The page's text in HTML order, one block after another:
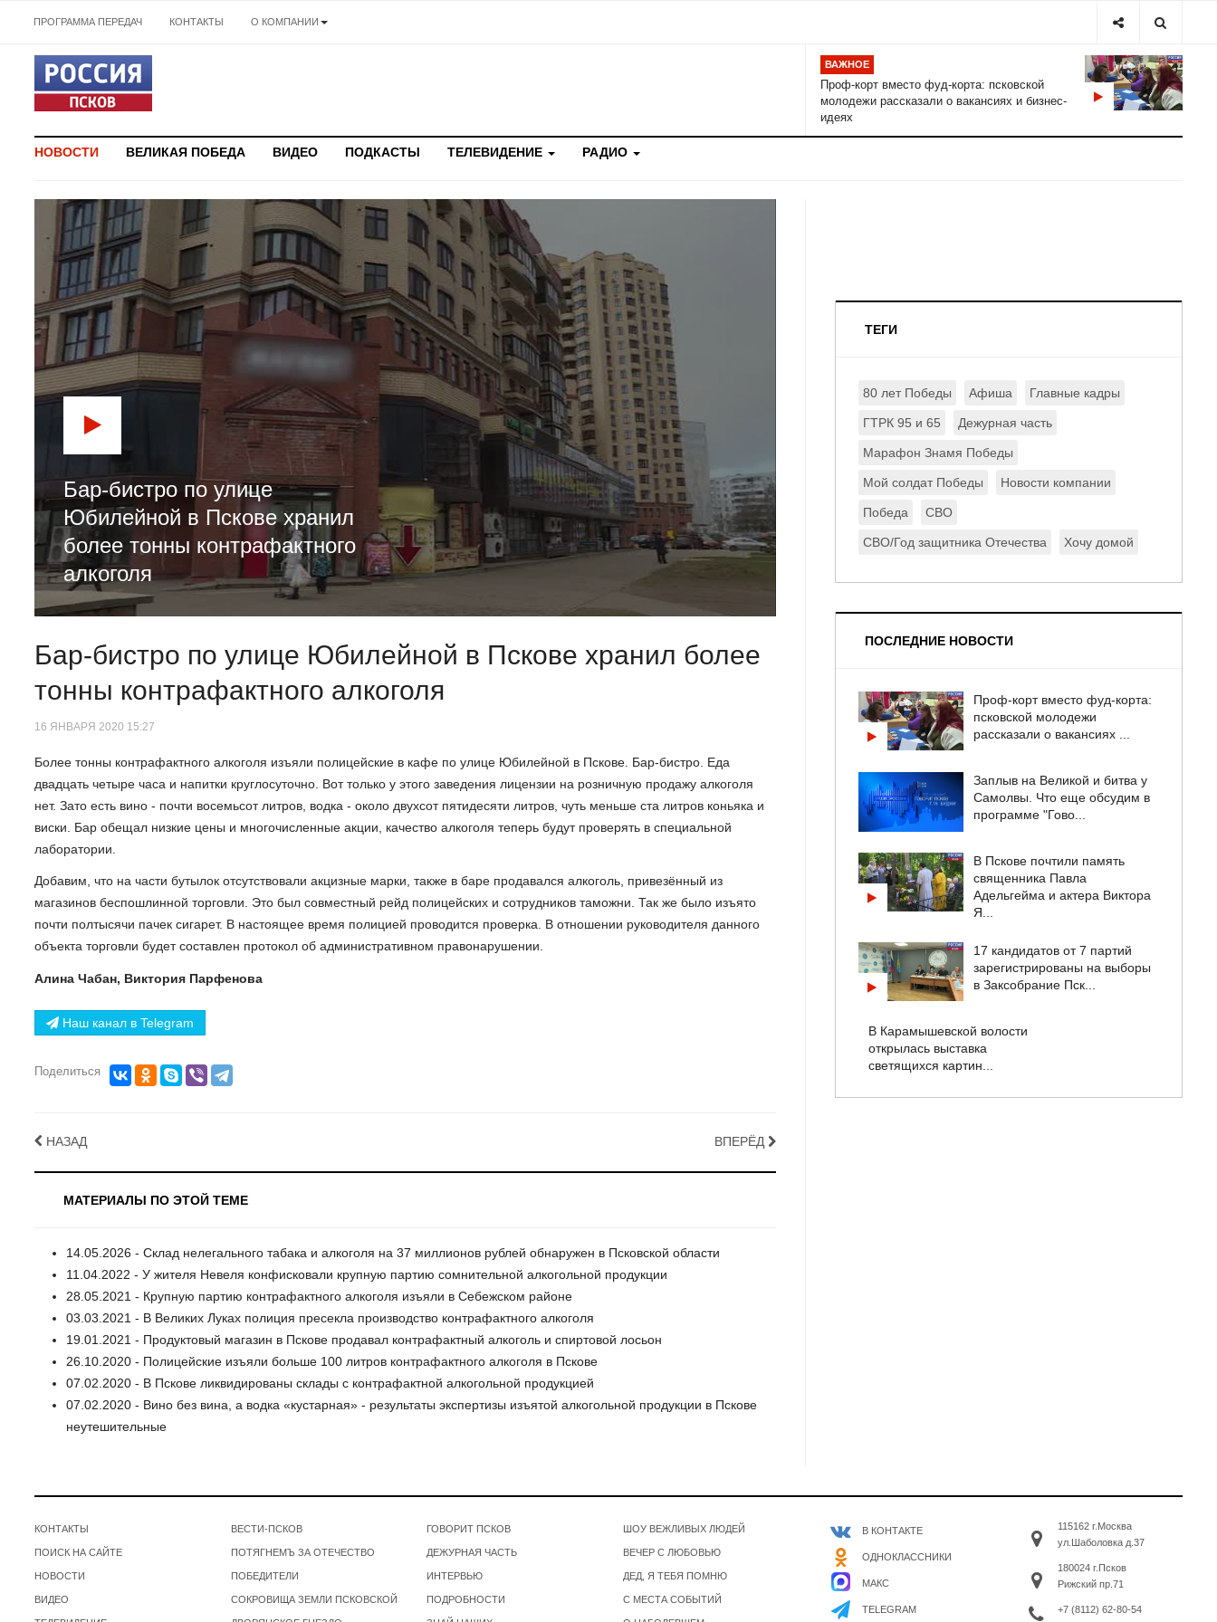
ПРОГРАММА ПЕРЕДАЧ КОНТАКТЫ О КОМПАНИИ
ВАЖНОЕ
Проф-корт вместо фуд-корта: псковской
молодежи рассказали о вакансиях и бизнес-
идеях
НОВОСТИ ВЕЛИКАЯ ПОБЕДА ВИДЕО ПОДКАСТЫ ТЕЛЕВИДЕНИЕ РАДИО
Бар-бистро по улице
Юбилейной в Пскове хранил
более тонны контрафактного
алкоголя
Бар-бистро по улице Юбилейной в Пскове хранил более
тонны контрафактного алкоголя
16 ЯНВАРЯ 2020 15:27
Более тонны контрафактного алкоголя изъяли полицейские в кафе по улице Юбилейной в Пскове. Бар-бистро. Еда
двадцать четыре часа и напитки круглосуточно. Вот только у этого заведения лицензии на розничную продажу алкоголя
нет. Зато есть вино - почти восемьсот литров, водка - около двухсот пятидесяти литров, чуть меньше ста литров коньяка и
виски. Бар обещал низкие цены и многочисленные акции, качество алкоголя теперь будут проверять в специальной
лаборатории.
Добавим, что на части бутылок отсутствовали акцизные марки, также в баре продавался алкоголь, привезённый из
магазинов беспошлинной торговли. Это был совместный рейд полицейских и сотрудников таможни. Так же было изъято
почти полтысячи пачек сигарет. В настоящее время полицией проводится проверка. В отношении руководителя данного
объекта торговли будет составлен протокол об административном правонарушении.
Алина Чабан, Виктория Парфенова
Наш канал в Telegram
Поделиться
НАЗАД ВПЕРЁД
МАТЕРИАЛЫ ПО ЭТОЙ ТЕМЕ
14.05.2026 - Склад нелегального табака и алкоголя на 37 миллионов рублей обнаружен в Псковской области
11.04.2022 - У жителя Невеля конфисковали крупную партию сомнительной алкогольной продукции
28.05.2021 - Крупную партию контрафактного алкоголя изъяли в Себежском районе
03.03.2021 - В Великих Луках полиция пресекла производство контрафактного алкоголя
19.01.2021 - Продуктовый магазин в Пскове продавал контрафактный алкоголь и спиртовой лосьон
26.10.2020 - Полицейские изъяли больше 100 литров контрафактного алкоголя в Пскове
07.02.2020 - В Пскове ликвидированы склады с контрафактной алкогольной продукцией
07.02.2020 - Вино без вина, а водка «кустарная» - результаты экспертизы изъятой алкогольной продукции в Пскове
неутешительные
ТЕГИ
80 лет Победы Афиша Главные кадры
ГТРК 95 и 65 Дежурная часть
Марафон Знамя Победы
Мой солдат Победы Новости компании
Победа СВО
СВО/Год защитника Отечества Хочу домой
ПОСЛЕДНИЕ НОВОСТИ
Проф-корт вместо фуд-корта:
псковской молодежи
рассказали о вакансиях ...
Заплыв на Великой и битва у
Самолвы. Что еще обсудим в
программе "Гово...
В Пскове почтили память
священника Павла
Адельгейма и актера Виктора
Я...
17 кандидатов от 7 партий
зарегистрированы на выборы
в Заксобрание Пск...
В Карамышевской волости
открылась выставка
светящихся картин...
КОНТАКТЫ
ПОИСК НА САЙТЕ
НОВОСТИ
ВИДЕО
ВЕСТИ-ПСКОВ
ПОТЯГНЕМЪ ЗА ОТЕЧЕСТВО
ПОБЕДИТЕЛИ
СОКРОВИЩА ЗЕМЛИ ПСКОВСКОЙ
ГОВОРИТ ПСКОВ
ДЕЖУРНАЯ ЧАСТЬ
ИНТЕРВЬЮ
ПОДРОБНОСТИ
ШОУ ВЕЖЛИВЫХ ЛЮДЕЙ
ВЕЧЕР С ЛЮБОВЬЮ
ДЕД, Я ТЕБЯ ПОМНЮ
С МЕСТА СОБЫТИЙ
В КОНТАКТЕ
ОДНОКЛАССНИКИ
МАКС
TELEGRAM
115162 г.Москва
ул.Шаболовка д.37
180024 г.Псков
Рижский пр.71
+7 (8112) 62-80-54